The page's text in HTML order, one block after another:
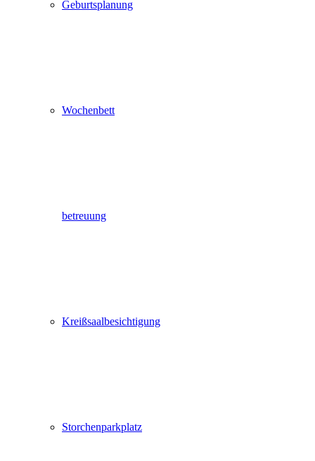
Geburtsplanung
Wochenbett
betreuung
Kreißsaalbesichtigung
Storchenparkplatz